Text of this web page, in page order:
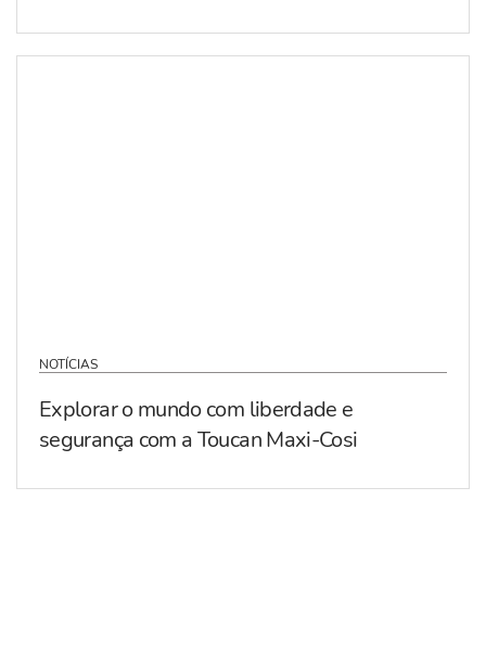
NOTÍCIAS
Explorar o mundo com liberdade e
segurança com a Toucan Maxi-Cosi